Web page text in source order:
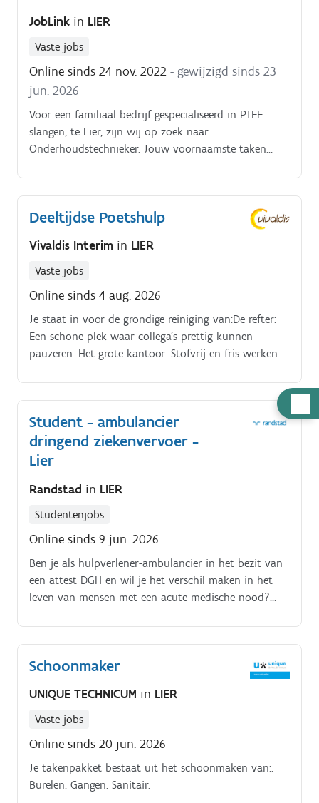
JobLink in LIER
Vaste jobs
Online sinds 24 nov. 2022 - gewijzigd sinds 23
jun. 2026
Voor een familiaal bedrijf gespecialiseerd in PTFE
slangen, te Lier, zijn wij op zoek naar
Onderhoudstechnieker. Jouw voornaamste taken
curatief onderhoud in de verschillende
productieafdelingen. Herstellen van storingen op
installaties (mechanisch, elektrisch, elektronisch en
hydraulisch) Uitvoeren van preventief onderhoud
volgens de geldende veiligheidsnormen. Technische
assistentie verlenen aan de
verantwoordelijken betreffende het uitvoeren van
taken en mogelijke problemen en storingen.
Deeltijdse Poetshulp
Vivaldis Interim in LIER
Vaste jobs
Online sinds 4 aug. 2026
Je staat in voor de grondige reiniging van:De refter:
Een schone plek waar collega's prettig kunnen
pauzeren. Het grote kantoor: Stofvrij en fris werken.
Student - ambulancier
dringend ziekenvervoer -
Lier
Randstad in LIER
Studentenjobs
Online sinds 9 jun. 2026
Ben je als hulpverlener-ambulancier in het bezit van
een attest DGH en wil je het verschil maken in het
leven van mensen met een acute medische nood?
een uitdagende studentenjob uitoefenen?. Voor haar
standplaats in Lier zoekt Rode Kruis Vlaanderen een
gedreven student-ambulancier om hun team te
versterken tijdens de maanden juli, augustus en
september Je rijdt mee met de ziekenwagen en zorgt
voor veilig ziekenvervoer Je bemant mee het PIT-
deze functie?. Contacteer ons gerust: 089-357905 of
medical_1016@randstad.be VG 458/BUOSAP.
Schoonmaker
UNIQUE TECHNICUM in LIER
Vaste jobs
Online sinds 20 jun. 2026
Je takenpakket bestaat uit het schoonmaken van:.
Burelen. Gangen. Sanitair.